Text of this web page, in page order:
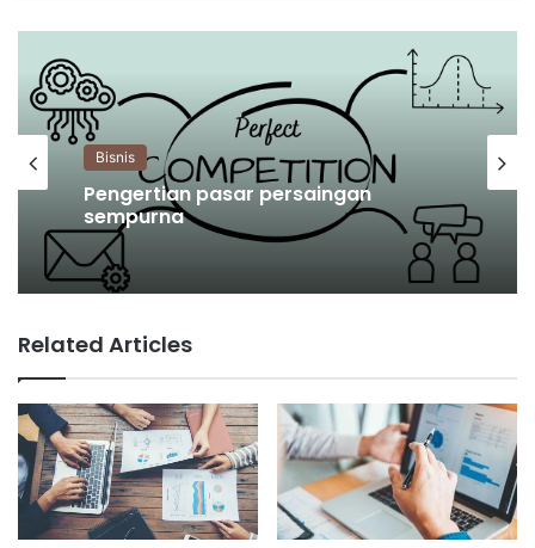
Bisnis
Pengertian pasar persaingan
sempurna
Bisnis
Apa itu biaya marjinal produksi?
Related Articles